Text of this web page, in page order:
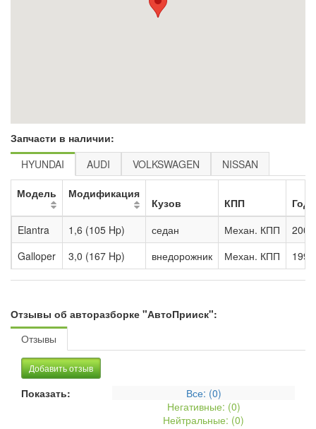
Запчасти в наличии:
HYUNDAI
AUDI VOLKSWAGEN NISSAN
Модель Модификация
Кузов КПП
Elantra
1,6 (105 Hp) седан Механ. КПП
Galloper
3,0 (167 Hp) внедорожник Механ. КПП
Отзывы об авторазборке "АвтоПрииск":
Отзывы
Добавить отзыв
Показать: Все: (0)
Негативные: (0)
Нейтральные: (0)